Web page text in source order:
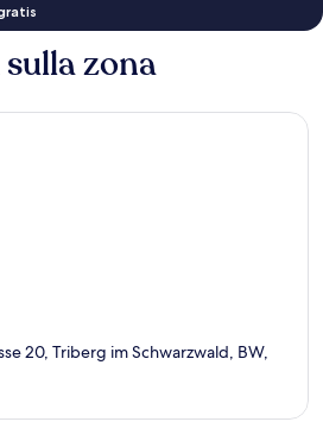
zona
20, Triberg im Schwarzwald, BW,